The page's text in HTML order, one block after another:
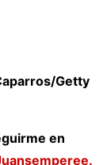
Getty
en